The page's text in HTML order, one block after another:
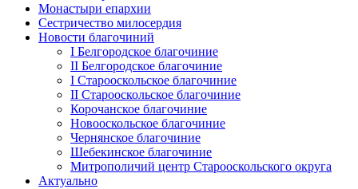
Монастыри епархии
Сестричество милосердия
Новости благочиний
I Белгородское благочиние
II Белгородское благочиние
I Старооскольское благочиние
II Старооскольское благочиние
Корочанское благочиние
Новооскольское благочиние
Чернянское благочиние
Шебекинское благочиние
Митрополичий центр Старооскольского округа
Актуально